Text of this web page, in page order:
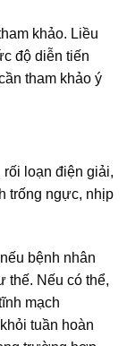
khảo. Liều
độ diễn tiến
tham khảo ý
rối loạn điện giải,
trống ngực, nhịp
bệnh nhân
thế. Nếu có thể,
mạch
tuần hoàn